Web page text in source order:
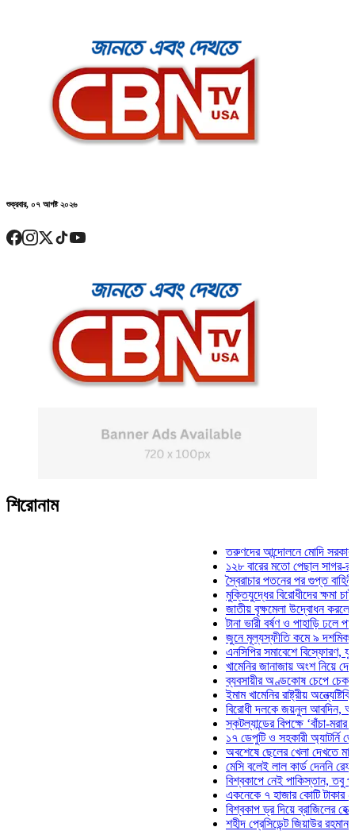
শুক্রবার, ০৭ আগষ্ট ২০২৬
শিরোনাম
তরুণদের আন্দোলনে মোদি সরকার দুর্বল
১২৮ বারের মতো পেছাল সাগর-রুনি
স্বৈরাচার পতনের পর গুপ্ত বাহিনীর
মুক্তিযুদ্ধের বিরোধীদের ক্ষমা চাইতে
জাতীয় বৃক্ষমেলা উদ্বোধন করলেন
টানা ভারী বর্ষণ ও পাহাড়ি ঢলে পানিবন্দি
জুনে মূল্যস্ফীতি কমে ৯ দশমিক ১৬
এনসিপির সমাবেশে বিস্ফোরণ,
খামেনির জানাজায় অংশ নিয়ে দেশে
ব্যবসায়ীর অণ্ডকোষ চেপে চেক-
ইমাম খামেনির রাষ্ট্রীয়
বিরোধী দলকে জয়নুল আবদিন,
স্কটল্যান্ডের বিপক্ষে ‘বাঁচা-মরার
১৭ ডেপুটি ও সহকারী অ্যাটর্নি
অবশেষে ছেলের খেলা দেখতে মাঠে
মেসি বলেই লাল কার্ড দেননি রেফারি!
বিশ্বকাপে নেই পাকিস্তান, তবু
একনেকে ৭ হাজার কোটি টাকার ৫
বিশ্বকাপ ড্র দিয়ে ব্রাজিলের হেক্সা
শহীদ প্রেসিডেন্ট জিয়াউর রহমান